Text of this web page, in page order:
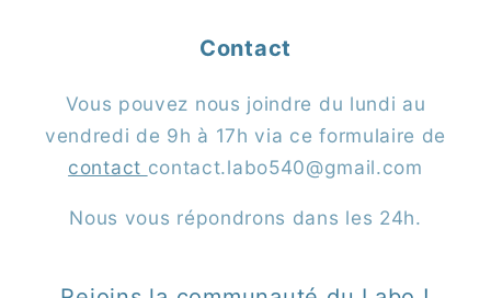
Contact
Vous pouvez nous joindre du lundi au
vendredi de 9h à 17h via ce formulaire de
contact contact.labo540@gmail.com
Nous vous répondrons dans les 24h.